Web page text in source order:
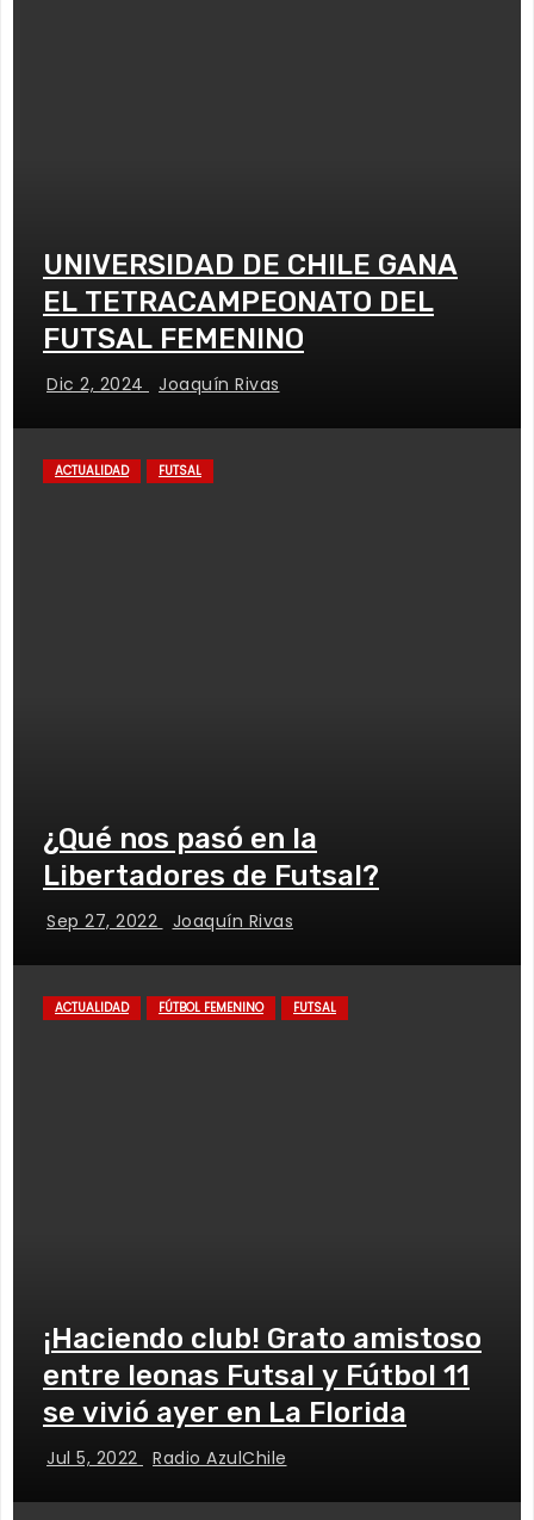
UNIVERSIDAD DE CHILE GANA
EL TETRACAMPEONATO DEL
FUTSAL FEMENINO
Dic 2, 2024 Joaquín Rivas
ACTUALIDAD FUTSAL
¿Qué nos pasó en la
Libertadores de Futsal?
Sep 27, 2022 Joaquín Rivas
ACTUALIDAD FÚTBOL FEMENINO FUTSAL
¡Haciendo club! Grato amistoso
entre leonas Futsal y Fútbol 11
se vivió ayer en La Florida
Jul 5, 2022 Radio AzulChile